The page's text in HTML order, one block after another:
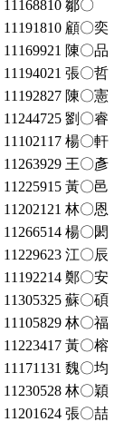
鄒〇
顧〇奕
陳〇品
張〇哲
陳〇憲
劉〇睿
楊〇軒
王〇彥
黃〇邑
林〇恩
楊〇閎
江〇辰
鄭〇安
蘇〇碩
林〇福
黃〇榕
魏〇均
林〇穎
張〇喆